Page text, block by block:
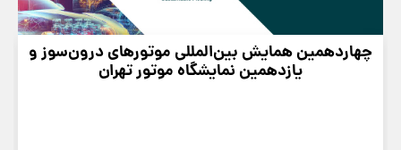
چهاردهمین همایش بین‌المللی موتورهای درون‌سوز و
یازدهمین نمایشگاه موتور تهران